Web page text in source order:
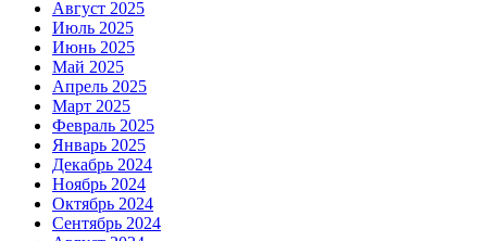
Август 2025
Июль 2025
Июнь 2025
Май 2025
Апрель 2025
Март 2025
Февраль 2025
Январь 2025
Декабрь 2024
Ноябрь 2024
Октябрь 2024
Сентябрь 2024